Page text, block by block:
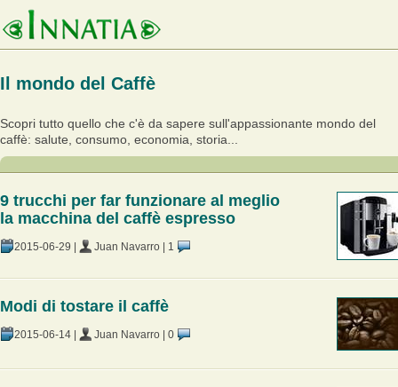
Il mondo del Caffè
Scopri tutto quello che c'è da sapere sull'appassionante mondo del
caffè: salute, consumo, economia, storia...
9 trucchi per far funzionare al meglio
la macchina del caffè espresso
2015-06-29 Juan Navarro 1
Modi di tostare il caffè
2015-06-14 Juan Navarro 0